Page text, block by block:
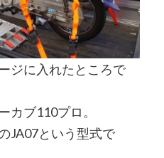
ジに入れたところで
カブ110プロ。
JA07という型式で